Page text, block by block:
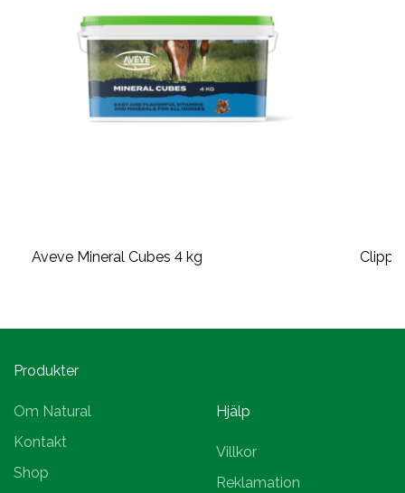
Aveve Mineral Cubes 4 kg
Produkter
Om Natural
Kontakt
Shop
Hjälp
Villkor
Reklamation